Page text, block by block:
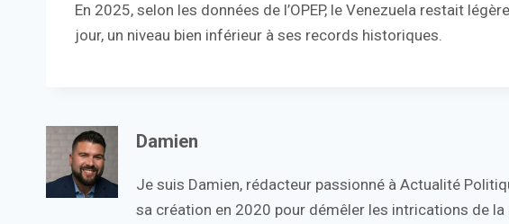
En 2025, selon les données de l’OPEP, le Venezuela restait
jour, un niveau bien inférieur à ses records historiques.
Damien
Je suis Damien, rédacteur passionné à Actualité
sa création en 2020 pour démêler les intrications de